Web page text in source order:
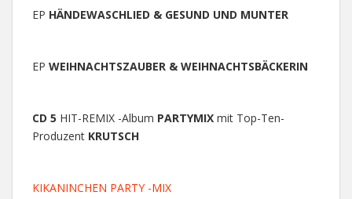
EP HÄNDEWASCHLIED & GESUND UND MUNTER
EP WEIHNACHTSZAUBER & WEIHNACHTSBÄCKERIN
CD 5 HIT-REMIX -Album PARTYMIX mit Top-Ten-
Produzent KRUTSCH
KIKANINCHEN PARTY -MIX